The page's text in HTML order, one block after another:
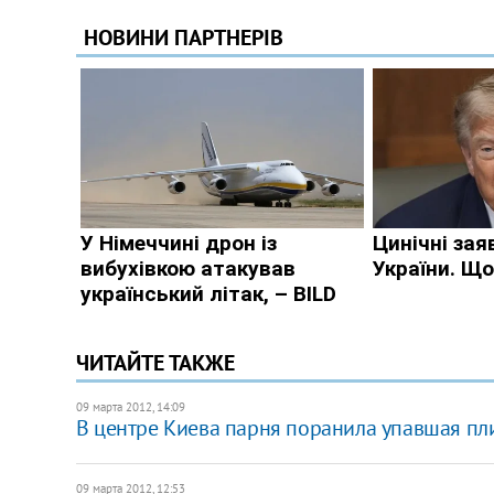
ЧИТАЙТЕ ТАКЖЕ
09 марта 2012, 14:09
В центре Киева парня поранила упавшая
09 марта 2012, 12:53